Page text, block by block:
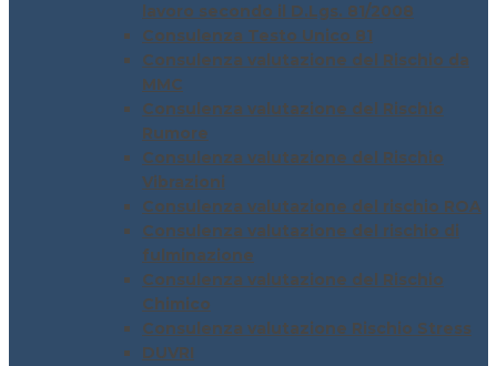
lavoro secondo il D.Lgs. 81/2008
Consulenza Testo Unico 81
Consulenza valutazione del Rischio da
MMC
Consulenza valutazione del Rischio
Rumore
Consulenza valutazione del Rischio
Vibrazioni
Consulenza valutazione del rischio ROA
Consulenza valutazione del rischio di
fulminazione
Consulenza valutazione del Rischio
Chimico
Consulenza valutazione Rischio Stress
DUVRI